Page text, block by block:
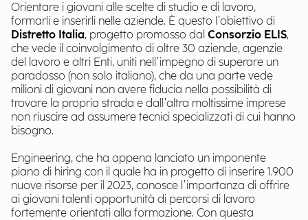
Orientare i giovani alle scelte di studio e di lavoro,
formarli e inserirli nelle aziende. È questo l’obiettivo di
Distretto Italia, progetto promosso dal Consorzio ELIS,
che vede il coinvolgimento di oltre 30 aziende, agenzie
del lavoro e altri Enti, uniti nell’impegno di superare un
paradosso (non solo italiano), che da una parte vede
milioni di giovani non avere fiducia nella possibilità di
trovare la propria strada e dall’altra moltissime imprese
non riuscire ad assumere tecnici specializzati di cui hanno
bisogno.
Engineering, che ha appena lanciato un imponente
piano di hiring con il quale ha in progetto di inserire 1.900
nuove risorse per il 2023, conosce l’importanza di offrire
ai giovani talenti opportunità di percorsi di lavoro
fortemente orientati alla formazione. Con questa